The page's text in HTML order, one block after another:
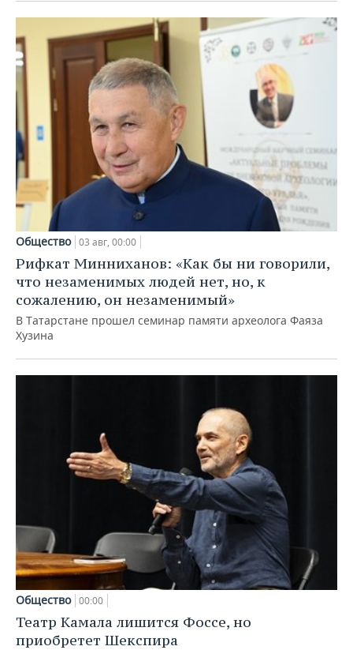
Общество 03 авг, 00:00
Рифкат Минниханов: «Как бы ни говорили,
что незаменимых людей нет, но, к
сожалению, он незаменимый»
В Татарстане прошел семинар памяти археолога Фаяза
Хузина
Общество 00:00
Театр Камала лишится Фоссе, но
приобретет Шекспира